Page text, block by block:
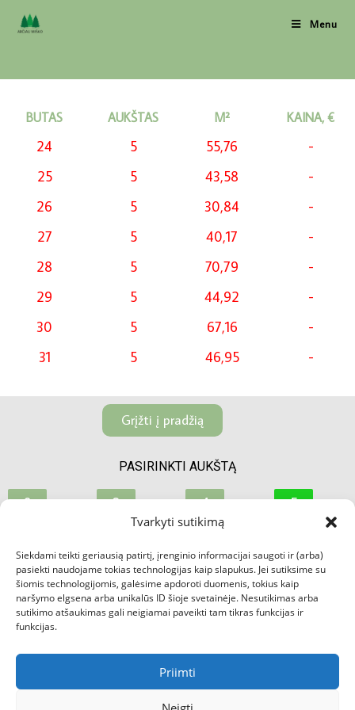
Tvarkyti sutikimą
Siekdami teikti geriausią patirtį, įrenginio informacijai saugoti ir (arba)
pasiekti naudojame tokias technologijas kaip slapukus. Jei sutiksime su
šiomis technologijomis, galėsime apdoroti duomenis, tokius kaip
naršymo elgsena arba unikalūs ID šioje svetainėje. Nesutikimas arba
sutikimo atšaukimas gali neigiamai paveikti tam tikras funkcijas ir
funkcijas.
Priimti
Menu
BUTAS AUKŠTAS M² KAINA, €
24 5 55,76
-
25
5 43,58
-
26
5 30,84
-
27
5 40,17
-
28
5 70,79
-
29
5 44,92
-
30
5 67,16
-
31
5 46,95 -
Grįžti į pradžią
PASIRINKTI AUKŠTĄ
2 3 4 5